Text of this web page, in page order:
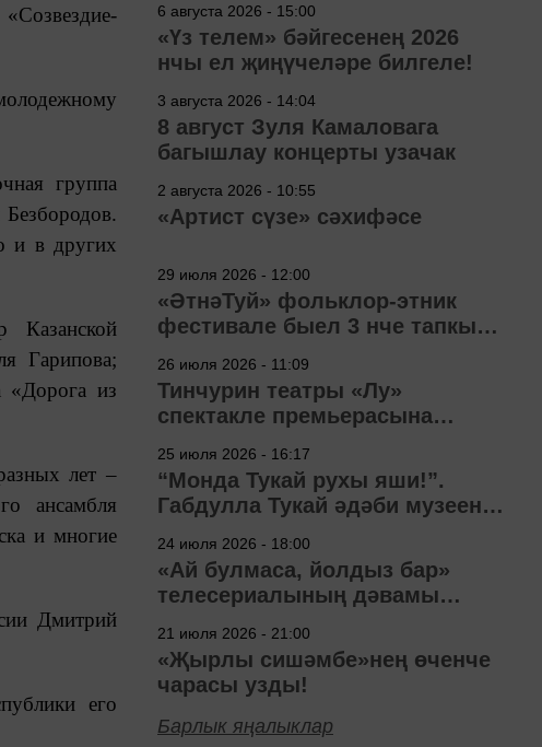
группа
и в других
Казанской
Гарипова;
«Дорога из
лет –
ансамбля
и многие
Дмитрий
его
6 августа 2026 - 15:00
«Үз телем» бәйгесенең 2026
нчы ел җиңүчеләре билгеле!
3 августа 2026 - 14:04
8 август Зуля Камаловага
багышлау концерты узачак
2 августа 2026 - 10:55
«Артист сүзе» сәхифәсе
29 июля 2026 - 12:00
«ӘтнәТуй» фольклор-этник
фестивале быел 3 нче тапкыр
26 июля 2026 - 11:09
Тинчурин театры «Лу»
спектакле премьерасына
25 июля 2026 - 16:17
“Монда Тукай рухы яши!”.
Габдулла Тукай әдәби музеена
24 июля 2026 - 18:00
«Ай булмаса, йолдыз бар»
телесериалының дәвамы
21 июля 2026 - 21:00
«Җырлы сишәмбе»нең өченче
чарасы узды!
Барлык яңалыклар